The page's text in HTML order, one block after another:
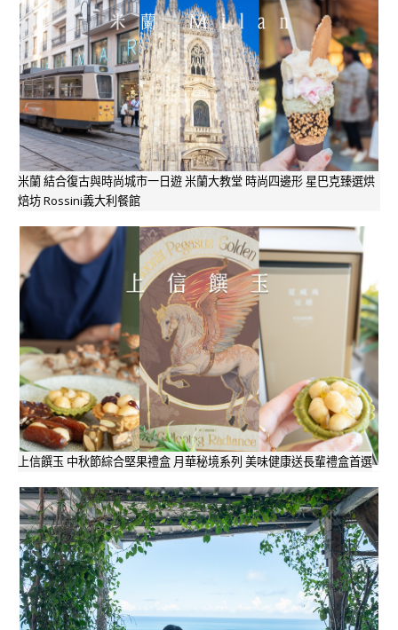
米蘭 結合復古與時尚城市一日遊 米蘭大教堂 時尚四邊形 星巴克臻選烘
焙坊 Rossini義大利餐館
上信饌玉 中秋節綜合堅果禮盒 月華秘境系列 美味健康送長輩禮盒首選